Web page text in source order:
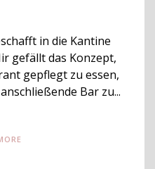
in die Kantine
gefällt das Konzept,
gepflegt zu essen,
Bar zu...